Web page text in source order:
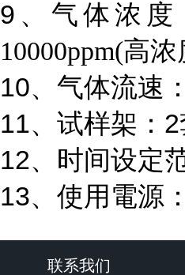
9、气体浓度
10000ppm(高浓
10、气体流速
11、试样架：2
12、时间设定
13、 使用電源
联系我们